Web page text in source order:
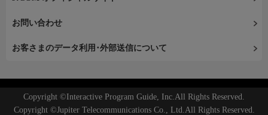
お問い合わせ
お客さまのデータ利用･外部送信について
Copyright ©Interactive Program Guide, Inc.All Rights Reserved.
Copyright ©Jupiter Telecommunications Co., Ltd.All Rights Reserved.